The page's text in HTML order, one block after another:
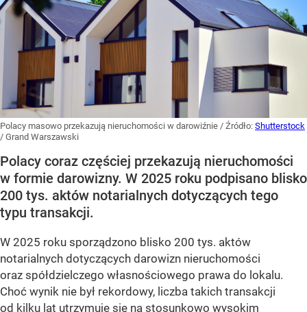
Polacy masowo przekazują nieruchomości w darowiźnie / Źródło: Shutterstock
/ Grand Warszawski
Polacy coraz częściej przekazują nieruchomości
w formie darowizny. W 2025 roku podpisano blisko
200 tys. aktów notarialnych dotyczących tego
typu transakcji.
W 2025 roku sporządzono blisko 200 tys. aktów
notarialnych dotyczących darowizn nieruchomości
oraz spółdzielczego własnościowego prawa do lokalu.
Choć wynik nie był rekordowy, liczba takich transakcji
od kilku lat utrzymuje się na stosunkowo wysokim